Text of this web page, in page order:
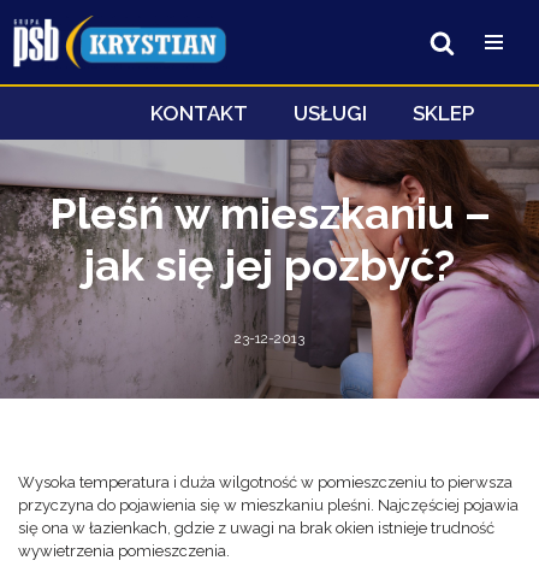
Przejdź
do
KONTAKT USŁUGI SKLEP
Pleśń w mieszkaniu –
jak się jej pozbyć?
23-12-2013
Wysoka temperatura i duża wilgotność w pomieszczeniu to pierwsza
przyczyna do pojawienia się w mieszkaniu pleśni. Najczęściej pojawia
się ona w łazienkach, gdzie z uwagi na brak okien istnieje trudność
wywietrzenia pomieszczenia.